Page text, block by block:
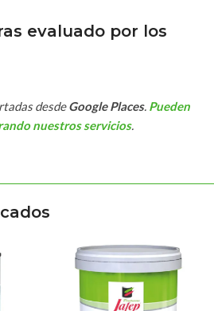
evaluado por los
desdeGoogle Places. Pueden
nuestros servicios.